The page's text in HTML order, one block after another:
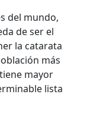
del mundo,
de ser el
la catarata
más
mayor
lista